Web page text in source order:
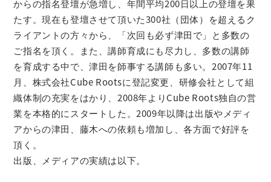
からの指名登壇が急増し、年間平均200日以上の登壇を果
たす。現在も登壇させて頂いた300社（団体）を超えるク
ライアントの方々から、「次回も必ず津田で」と多数の
ご指名を頂く。また、講師育成にも尽力し、多数の講師
を育成する中で、津田を師事する講師も多い。2007年11
月、株式会社Cube Rootsに登記変更、研修会社として組
織体制の充実をはかり、2008年よりCube Roots独自の営
業を本格的にスタートした。2009年以降は出版やメディ
アからの津田、藤木への依頼も増加し、各方面で好評を
頂く。
出版、メディアの実績は以下。